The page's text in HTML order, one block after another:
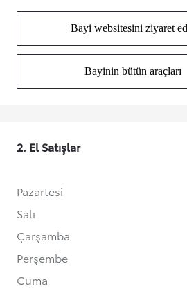
Bayi websitesini ziyaret
(Opens in
Bayinin bütün araçları
(Opens in
2. El Satışlar
Pazartesi
Salı
Çarşamba
Perşembe
Cuma